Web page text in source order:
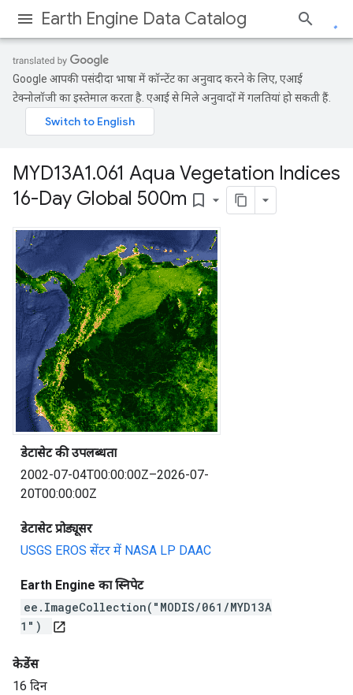
Earth Engine Data Catalog
Google आपकी पसंदीदा भाषा में कॉन्टेंट का अनुवाद करने के लिए, एआई
टेक्नोलॉजी का इस्तेमाल करता है. एआई से मिले अनुवादों में गलतियां हो सकती हैं.
MYD13A1.061 Aqua Vegetation Indices
16-Day Global 500m bookmark_border
डेटासेट की उपलब्धता
2002-07-04T00:00:00Z–2026-07-
20T00:00:00Z
डेटासेट प्रोड्यूसर
USGS EROS सेंटर में NASA LP DAAC
Earth Engine का स्निपेट
ee.ImageCollection("MODIS/061/MYD13A
1")
open_in_new
केडेंस
16 दिन